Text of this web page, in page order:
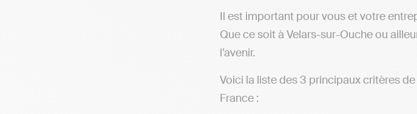
Il est important pour vous et votre
Que ce soit à Velars-sur-Ouche ou
l’avenir.
Voici la liste des 3 principaux critères
France :